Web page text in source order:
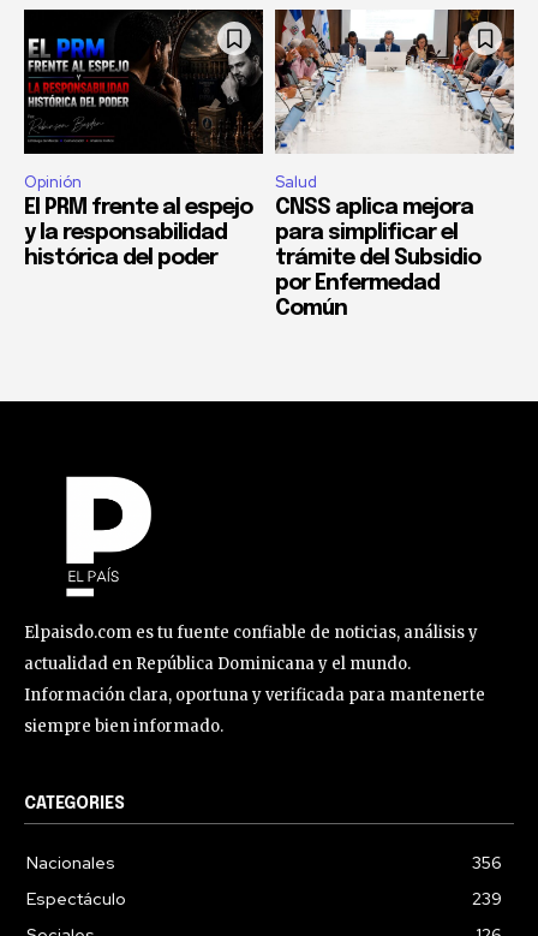
Opinión
El PRM frente al espejo
y la responsabilidad
histórica del poder
Salud
CNSS aplica mejora
para simplificar el
trámite del Subsidio
por Enfermedad
Común
Elpaisdo.com es tu fuente confiable de noticias, análisis y
actualidad en República Dominicana y el mundo.
Información clara, oportuna y verificada para mantenerte
siempre bien informado.
CATEGORIES
Nacionales
356
Espectáculo
239